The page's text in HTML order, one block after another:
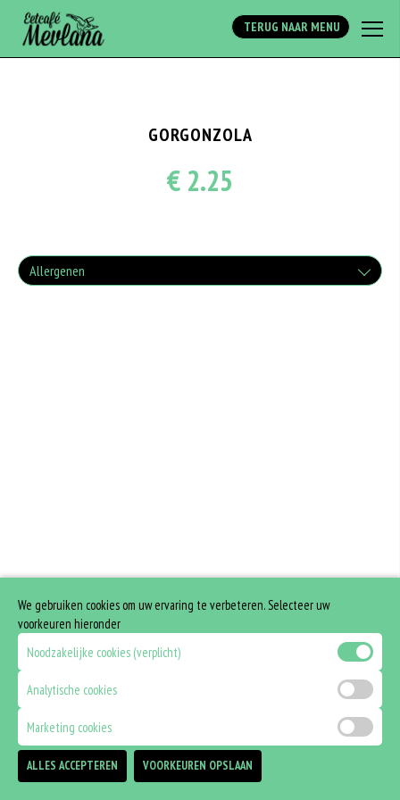
Array
TERUG NAAR MENU
GORGONZOLA
€ 2.25
Allergenen
We gebruiken cookies om uw ervaring te verbeteren. Selecteer uw
voorkeuren hieronder
Noodzakelijke cookies (verplicht)
Analytische cookies
Marketing cookies
ALLES ACCEPTEREN VOORKEUREN OPSLAAN